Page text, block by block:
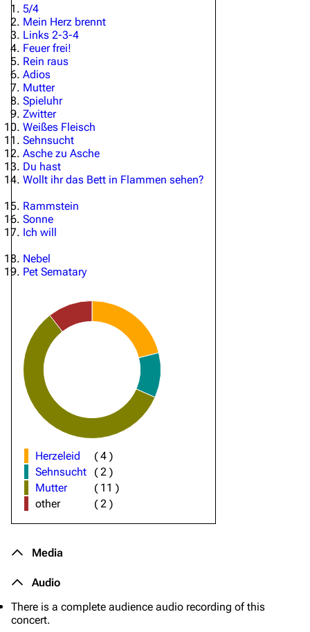
5/4
Mein Herz brennt
Links 2-3-4
Feuer frei!
Rein raus
Adios
Mutter
Spieluhr
Zwitter
Weißes Fleisch
Sehnsucht
Asche zu Asche
Du hast
Wollt ihr das Bett in Flammen sehen?
Rammstein
Sonne
Ich will
Nebel
Pet Sematary
Herzeleid (4 )
Sehnsucht
(2 )
Mutter
( 11 )
other
(2 )
Media
Audio
There is a complete audience audio recording of this
concert.